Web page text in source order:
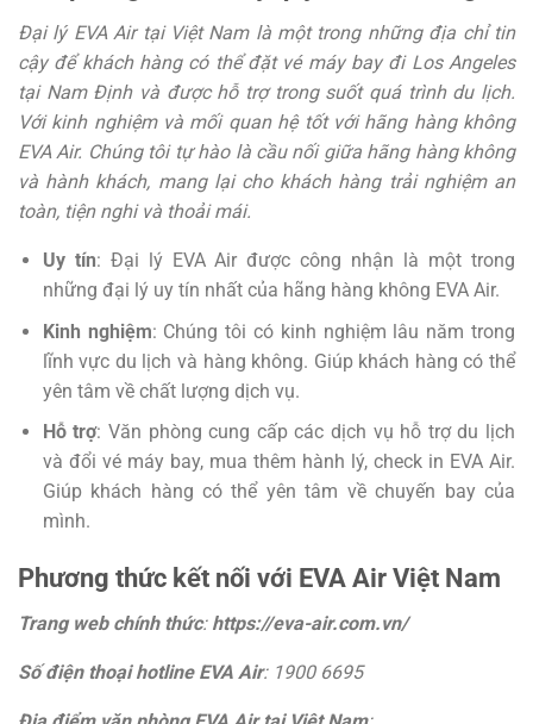
Đại lý EVA Air tại Việt Nam là một trong những địa chỉ tin
cậy để khách hàng có thể đặt vé máy bay đi Los Angeles
tại Nam Định và được hỗ trợ trong suốt quá trình du lịch.
Với kinh nghiệm và mối quan hệ tốt với hãng hàng không
EVA Air. Chúng tôi tự hào là cầu nối giữa hãng hàng không
và hành khách, mang lại cho khách hàng trải nghiệm an
toàn, tiện nghi và thoải mái.
Uy tín: Đại lý EVA Air được công nhận là một trong
những đại lý uy tín nhất của hãng hàng không EVA Air.
Kinh nghiệm: Chúng tôi có kinh nghiệm lâu năm trong
lĩnh vực du lịch và hàng không. Giúp khách hàng có thể
yên tâm về chất lượng dịch vụ.
Hỗ trợ: Văn phòng cung cấp các dịch vụ hỗ trợ du lịch
và đổi vé máy bay, mua thêm hành lý, check in EVA Air.
Giúp khách hàng có thể yên tâm về chuyến bay của
mình.
Phương thức kết nối với EVA Air Việt Nam
Trang web chính thức: https://eva-air.com.vn/
Số điện thoại hotline EVA Air: 1900 6695